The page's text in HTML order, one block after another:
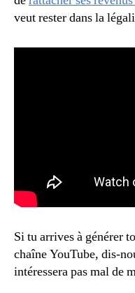
veut rester dans la
Si tu arrives à générer
chaîne YouTube, dis-
intéressera pas mal de